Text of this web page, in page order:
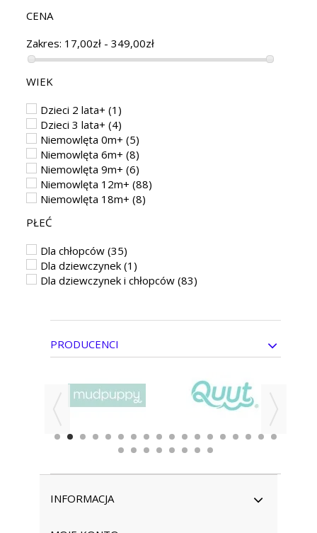
CENA
Zakres: 17,00zł - 349,00zł
WIEK
Dzieci 2 lata+ (1)
Dzieci 3 lata+ (4)
Niemowlęta 0m+ (5)
Niemowlęta 6m+ (8)
Niemowlęta 9m+ (6)
Niemowlęta 12m+ (88)
Niemowlęta 18m+ (8)
PŁEĆ
Dla chłopców (35)
Dla dziewczynek (1)
Dla dziewczynek i chłopców (83)
PRODUCENCI
INFORMACJA